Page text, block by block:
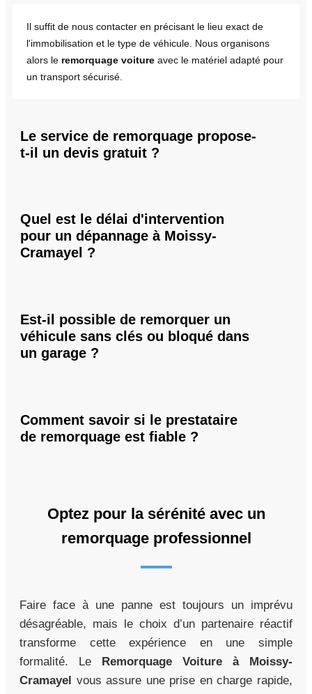
Il suffit de nous contacter en précisant le lieu exact de
l'immobilisation et le type de véhicule. Nous organisons
alors le remorquage voiture avec le matériel adapté pour
un transport sécurisé.
Le service de remorquage propose-
t-il un devis gratuit ?
Quel est le délai d'intervention
pour un dépannage à Moissy-
Cramayel ?
Est-il possible de remorquer un
véhicule sans clés ou bloqué dans
un garage ?
Comment savoir si le prestataire
de remorquage est fiable ?
Optez pour la sérénité avec un
remorquage professionnel
Faire face à une panne est toujours un imprévu
désagréable, mais le choix d’un partenaire réactif
transforme cette expérience en une simple
formalité. Le Remorquage Voiture à Moissy-
Cramayel vous assure une prise en charge rapide,